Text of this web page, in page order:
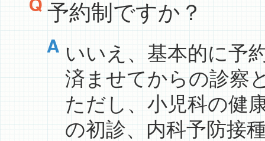
予約制ですか？
いいえ、基本的に予
済ませてからの診察
ただし、小児科の健
の初診、内科予防接